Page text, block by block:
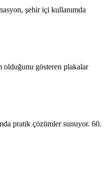
şehir içi kullanımda
olduğunu gösteren plakalar
pratik çözümler sunuyor. 60.